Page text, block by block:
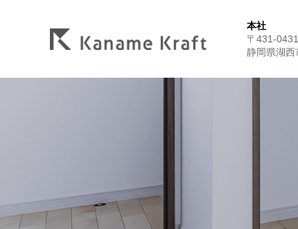
本社
〒431-0431
静岡県湖